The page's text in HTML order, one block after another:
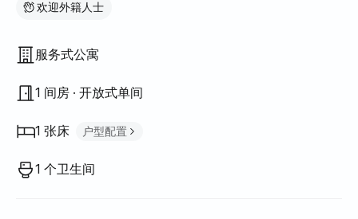
欢迎外籍人士
房屋结构
服务式公寓
1 间房 · 开放式单间
1 张床 户型配置
1 个卫生间